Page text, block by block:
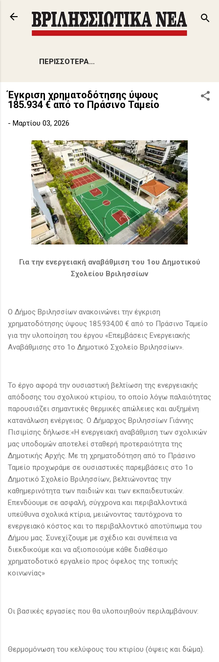
Μετάβαση στο κύριο περιεχόμενο
ΠΕΡΙΣΣΌΤΕΡΑ…
Έγκριση χρηματοδότησης ύψους
185.934 € από το Πράσινο Ταμείο
- Μαρτίου 03, 2026
Για την ενεργειακή αναβάθμιση του 1ου Δημοτικού
Σχολείου Βριλησσίων
Ο Δήμος Βριλησσίων ανακοινώνει την έγκριση
χρηματοδότησης ύψους 185.934,00 € από το Πράσινο Ταμείο
για την υλοποίηση του έργου «Επεμβάσεις Ενεργειακής
Αναβάθμισης στο 1ο Δημοτικό Σχολείο Βριλησσίων».
Το έργο αφορά την ουσιαστική βελτίωση της ενεργειακής
απόδοσης του σχολικού κτιρίου, το οποίο λόγω παλαιότητας
παρουσιάζει σημαντικές θερμικές απώλειες και αυξημένη
κατανάλωση ενέργειας. Ο Δήμαρχος Βριλησσίων Γιάννης
Πισιμίσης δήλωσε:«Η ενεργειακή αναβάθμιση των σχολικών
μας υποδομών αποτελεί σταθερή προτεραιότητα της
Δημοτικής Αρχής. Με τη χρηματοδότηση από το Πράσινο
Ταμείο προχωράμε σε ουσιαστικές παρεμβάσεις στο 1ο
Δημοτικό Σχολείο Βριλησσίων, βελτιώνοντας την
καθημερινότητα των παιδιών και των εκπαιδευτικών.
Επενδύουμε σε ασφαλή, σύγχρονα και περιβαλλοντικά
υπεύθυνα σχολικά κτίρια, μειώνοντας ταυτόχρονα το
ενεργειακό κόστος και το περιβαλλοντικό αποτύπωμα του
Δήμου μας. Συνεχίζουμε με σχέδιο και συνέπεια να
διεκδικούμε και να αξιοποιούμε κάθε διαθέσιμο
χρηματοδοτικό εργαλείο προς όφελος της τοπικής
κοινωνίας»
Οι βασικές εργασίες που θα υλοποιηθούν περιλαμβάνουν:
Θερμομόνωση του κελύφους του κτιρίου (όψεις και δώμα).